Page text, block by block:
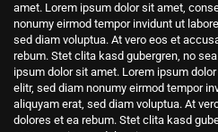
amet. Lorem ipsum dolor sit amet,
nonumy eirmod tempor invidunt ut
sed diam voluptua. At vero eos et
rebum. Stet clita kasd gubergren, no
ipsum dolor sit amet. Lorem ipsum
elitr, sed diam nonumy eirmod tempor
aliquyam erat, sed diam voluptua. At
dolores et ea rebum. Stet clita kasd